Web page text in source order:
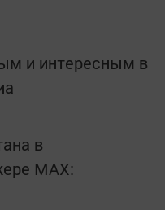
и интересным в
в
MАХ: